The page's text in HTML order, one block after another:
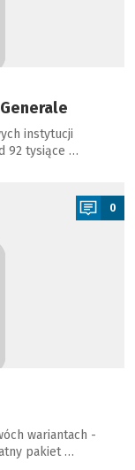
instytucji
92 tysiące …
0
wariantach -
pakiet …